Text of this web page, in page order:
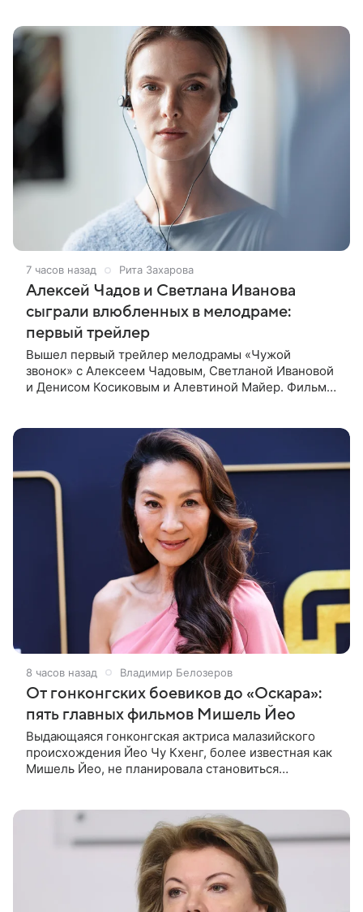
7 часов назад Рита Захарова
Алексей Чадов и Светлана Иванова
сыграли влюбленных в мелодраме:
первый трейлер
Вышел первый трейлер мелодрамы «Чужой
звонок» с Алексеем Чадовым, Светланой Ивановой
и Денисом Косиковым и Алевтиной Майер. Фильм
8 часов назад Владимир Белозеров
От гонконгских боевиков до «Оскара»:
пять главных фильмов Мишель Йео
Выдающаяся гонконгская актриса малазийского
происхождения Йео Чу Кхенг, более известная как
Мишель Йео, не планировала становиться